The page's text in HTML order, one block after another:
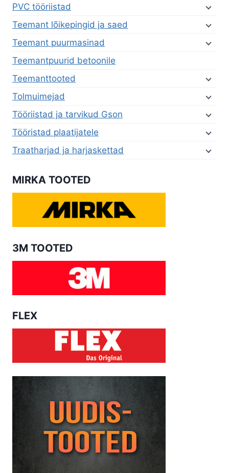
PVC tööriistad
Teemant lõikepingid ja saed
Teemant puurmasinad
Teemantpuurid betoonile
Teemanttooted
Tolmuimejad
Tööriistad ja tarvikud Gson
Tööristad plaatijatele
Traatharjad ja harjaskettad
MIRKA TOOTED
3M TOOTED
FLEX